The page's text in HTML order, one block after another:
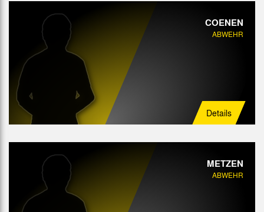
COENEN
ABWEHR
Details
METZEN
ABWEHR